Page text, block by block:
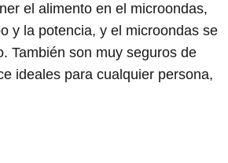
el alimento en el microondas,
y la potencia, y el microondas se
También son muy seguros de
ideales para cualquier persona,